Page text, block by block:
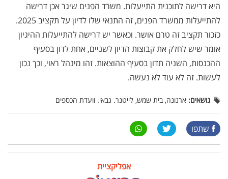
היא דרישה לתוכנית התייעלות. משרד הפנים שיגר אכן דרישה
להתייעלות ממשרד הפנים, זה התנאי שלו לדיון על תקציב 2025.
כזכור תקציב זה טרם אושר. וכאשר יש דרישה להתייעלות ההיגיון
אומר שיש לחלק את קבוצות הדיון לשניים, אחת לדון בסעיף
ההכנסות, השניה תדון בסעיף ההוצאות. זהו מינהל ראוי, וכך נכון
לעשות. זה לא עוד לא נעשה.
נושאים: ארנונה, בית שמש, לייטנר. גבאי. וועדת הכספים
שתפו
אפליקציית